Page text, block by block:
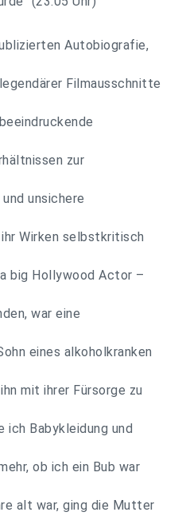
Autobiografie,
Filmausschnitte
zur
unsichere
Wirken selbstkritisch
big Hollywood Actor –
war eine
eines alkoholkranken
mit ihrer Fürsorge zu
ich Babykleidung und
ob ich ein Bub war
alt war, ging die Mutter